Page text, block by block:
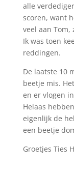
alle
scoren, want
veel aan Tom,
Ik was toen
reddingen.
De laatste 10
beetje mis.
en er vlogen
Helaas
eigenlijk de
een beetje
Groetjes Ties